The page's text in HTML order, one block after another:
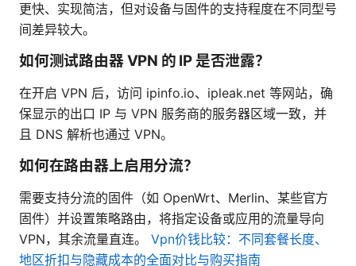
更快、实现简洁，但对设备与固件的支持程度在不同型号
间差异较大。
如何测试路由器 VPN 的 IP 是否泄露？
在开启 VPN 后，访问 ipinfo.io、ipleak.net 等网站，确
保显示的出口 IP 与 VPN 服务商的服务器区域一致，并
且 DNS 解析也通过 VPN。
如何在路由器上启用分流？
需要支持分流的固件（如 OpenWrt、Merlin、某些官方
固件）并设置策略路由，将指定设备或应用的流量导向
VPN，其余流量直连。 Vpn价钱比较：不同套餐长度、
地区折扣与隐藏成本的全面对比与购买指南